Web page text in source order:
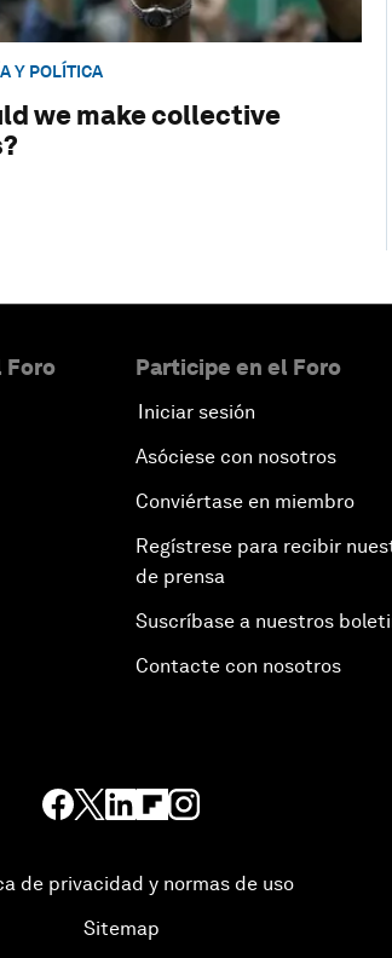
Y POLÍTICA
we make collective
Foro Participe en el Foro
Iniciar sesión
Asóciese con nosotros
Conviértase en miembro
Regístrese para recibir
de prensa
Suscríbase a nuestros
Contacte con nosotros
de privacidad y normas de uso
Sitemap